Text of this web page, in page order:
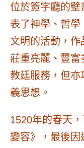
位於簽字廳的
表了神學、哲
文明的活動，作
莊重亮麗、豐
教廷服務，但亦
義思想。
1520年的春天
變容》，最後